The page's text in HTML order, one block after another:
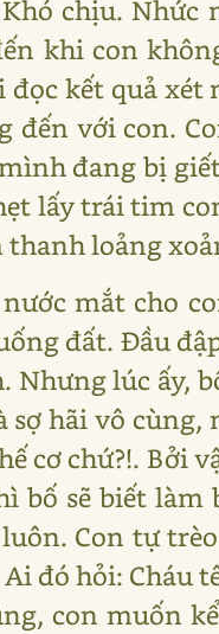
chịu. Nhức
khi con
kết quả
đến với con.
đang bị
lấy trái tim
loảng
mắt cho
đất. Đầu
lúc ấy,
sợ hãi vô
cơ chứ?!. Bởi
bố sẽ biết làm
Con tự
đó hỏi: Cháu
con muốn